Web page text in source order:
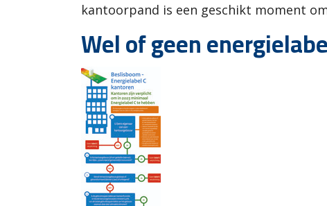
kantoorpand is een geschikt moment
Wel of geen